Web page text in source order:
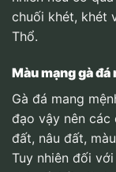
chuối khét, khét
Thổ.
Màu mạng gà
Gà đá mang
đạo vậy nên các
đất, nâu đất,
Tuy nhiên đối